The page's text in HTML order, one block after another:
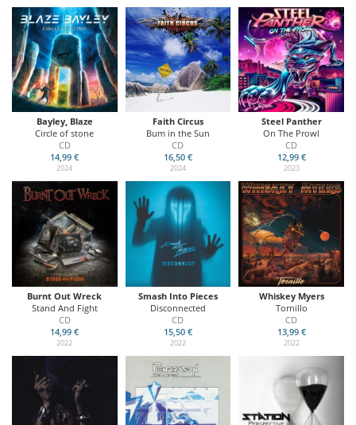
Bayley, Blaze
Circle of stone
CD
14,99 €
2024
Faith Circus
Bum in the Sun
CD
16,50 €
2024
Steel Panther
On The Prowl
CD
12,99 €
2023
Burnt Out Wreck
Stand And Fight
CD
14,99 €
2022
Smash Into Pieces
Disconnected
CD
15,50 €
2022
Whiskey Myers
Tornillo
CD
13,99 €
2022